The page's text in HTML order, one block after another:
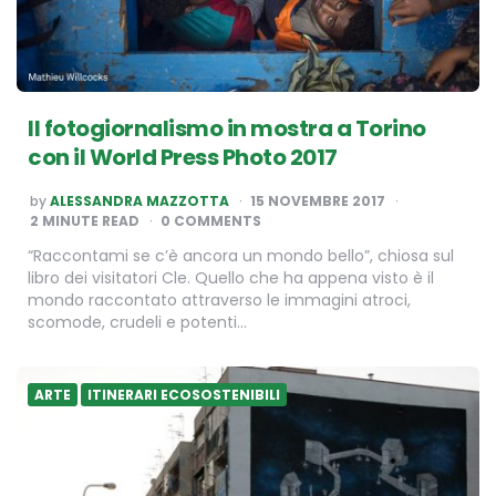
Il fotogiornalismo in mostra a Torino
con il World Press Photo 2017
POSTED
BY
byALESSANDRA MAZZOTTA
15 NOVEMBRE 2017
2 MINUTE READ 0 COMMENTS
“Raccontami se c’è ancora un mondo bello”, chiosa sul
libro dei visitatori Cle. Quello che ha appena visto è il
mondo raccontato attraverso le immagini atroci,
scomode, crudeli e potenti…
ARTE ITINERARI ECOSOSTENIBILI